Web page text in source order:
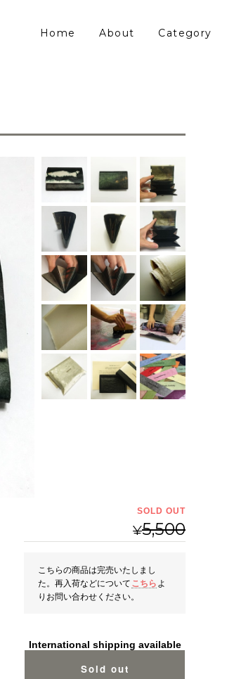
Home About Category
¥5,500
SOLD OUT
こちらの商品は完売いたしまし
た。再入荷などについて こちら よ
りお問い合わせください。
International shipping available
Sold out